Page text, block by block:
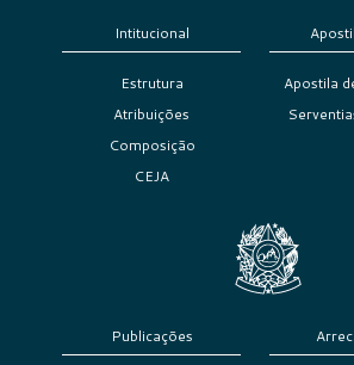
Intitucional
Estrutura
Atribuições
Composição
CEJA
Apostila
Publicações